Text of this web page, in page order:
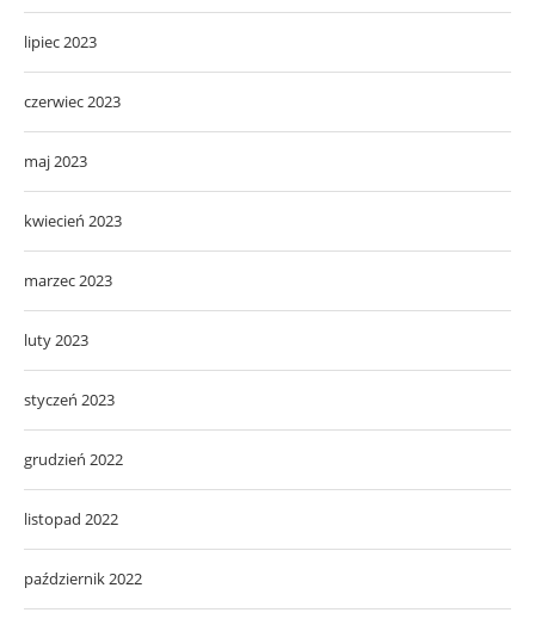
lipiec 2023
czerwiec 2023
maj 2023
kwiecień 2023
marzec 2023
luty 2023
styczeń 2023
grudzień 2022
listopad 2022
październik 2022